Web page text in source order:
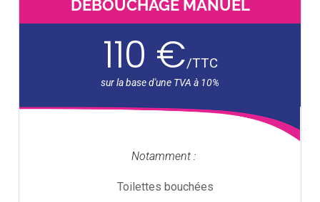
DÉBOUCHAGE MANUEL
110 €/TTC
Notamment :
Toilettes bouchées